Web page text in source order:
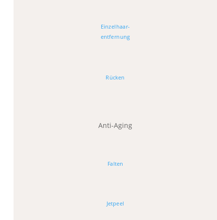
Einzelhaar-
entfernung
Rücken
Anti-Aging
Falten
Jetpeel